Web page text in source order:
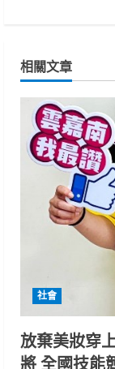
u
R
n
g
相關文章
社會
放棄美妝穿
將 全國技能